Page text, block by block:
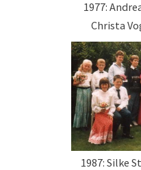
1977:
Christa
1987: Silke